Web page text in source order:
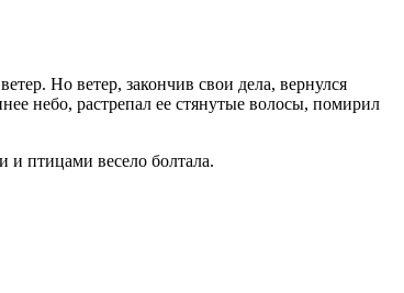
Но ветер, закончив свои дела, вернулся
небо, растрепал ее стянутые волосы, помирил
и птицами весело болтала.